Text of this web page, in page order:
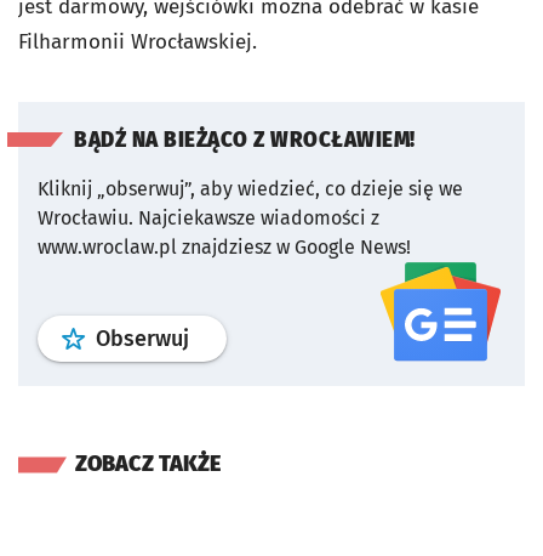
jest darmowy, wejściówki można odebrać w kasie
Filharmonii Wrocławskiej.
BĄDŹ NA BIEŻĄCO Z WROCŁAWIEM!
Kliknij „obserwuj”, aby wiedzieć, co dzieje się we
Wrocławiu. Najciekawsze wiadomości z
www.wroclaw.pl znajdziesz w Google News!
Obserwuj profil serwisu
ZOBACZ TAKŻE